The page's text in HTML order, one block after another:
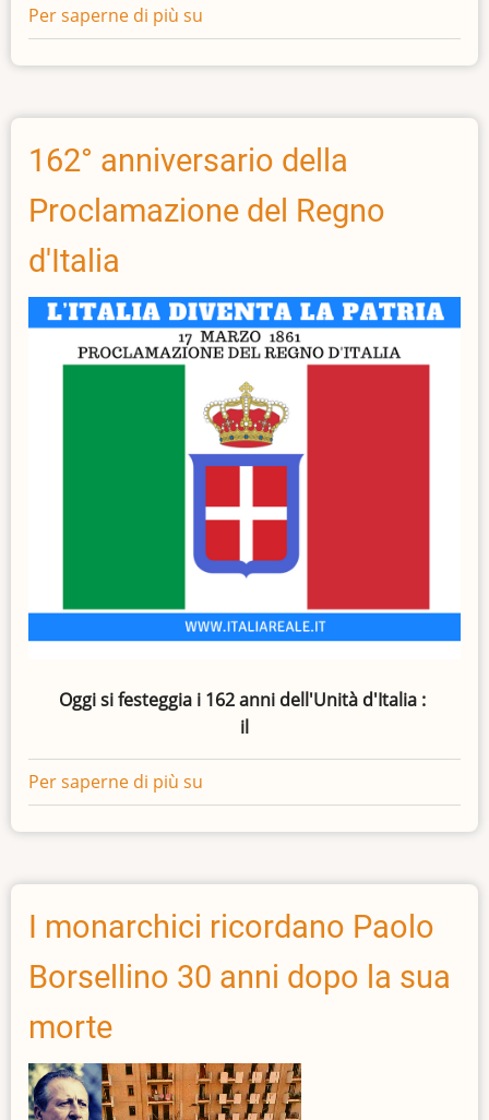
Per saperne di più su
anni
fa
Umberto
II
lasciava
l'Italia
162° anniversario della
Proclamazione del Regno
d'Italia
Oggi si festeggia i 162 anni dell'Unità d'Italia :
il
Per saperne di più su
anniversario
della
del
Regno
d'Italia
I monarchici ricordano Paolo
Borsellino 30 anni dopo la sua
morte